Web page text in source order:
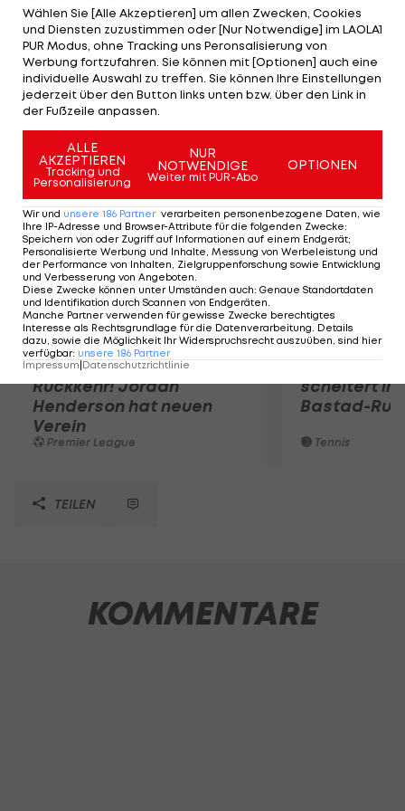
der nächsten Runde des mit 19,96 Millionen Euro
dotierten Rasen-Grand-Slam-Turniers trifft der als
Nummer zwei gesetzte Nadal nun auf den
Tschechen Lukas Rosol, der sich gegen Ivan Dodig
aus Kroatien mit 6:4, 3:6, 7:6 (0), 7:5 durchsetzt.
Mehr zum Thema
Premier-League-
Rückkehr! Jordan
Henderson hat neuen
Verein
Premier League
Sebastian
scheitert in
Bastad-
Tennis
TEILEN
KOMMENTARE
Wählen Sie [Alle Akzeptieren] um allen Zwecken, Cookies
und Diensten zuzustimmen oder [Nur Notwendige] im LAOLA1
PUR Modus, ohne Tracking uns Peronsalisierung von
Werbung fortzufahren. Sie können mit [Optionen] auch eine
individuelle Auswahl zu treffen. Sie können Ihre Einstellungen
jederzeit über den Button links unten bzw. über den Link in
der Fußzeile anpassen.
ALLE
AKZEPTIEREN
Tracking und
Personalisierung
NUR
NOTWENDIGE
Weiter mit PUR-Abo
OPTIONEN
Wir und unsere 186 Partner verarbeiten personenbezogene Daten, wie
Ihre IP-Adresse und Browser-Attribute für die folgenden Zwecke:
Speichern von oder Zugriff auf Informationen auf einem Endgerät;
Personalisierte Werbung und Inhalte, Messung von Werbeleistung und
der Performance von Inhalten, Zielgruppenforschung sowie Entwicklung
und Verbesserung von Angeboten.
Diese Zwecke können unter Umständen auch: Genaue Standortdaten
und Identifikation durch Scannen von Endgeräten.
Manche Partner verwenden für gewisse Zwecke berechtigtes
Interesse als Rechtsgrundlage für die Datenverarbeitung. Details
dazu, sowie die Möglichkeit Ihr Widerspruchsrecht auszuüben, sind hier
verfügbar: unsere 186 Partner
Impressum Datenschutzrichtlinie